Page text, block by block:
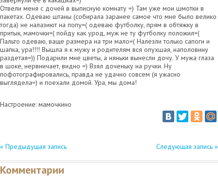
Отвели меня с дочей в выписную комнату =) Там уже мои шмотки в
пакетах. Одеваю штаны (собирала заранее самое что мне было велико
тогда) не налазиют на попу=( одеваю футболку, прям в обтяжку в
притык, мамочки=( пойду как урод, муж не ту футболку положил=(
Пальто одеваю, ваще размера на три мало=( Налезли только сапоги и
шапка, ура!!!! Вышла я к мужу и родителям вся опухшая, наполовину
раздетая=)) Подарили мне цветы, а няньки вынесли дочу. У мужа глаза
в шоке, нервничает, видно =) Взял доченьку на ручки. Ну
пофотографировались, правда не удачно совсем (я ужасно
выглядела=) и поехали домой. Ура, мы дома!
Настроение: мамочкино
« Предыдущая запись Следующая запись »
Комментарии